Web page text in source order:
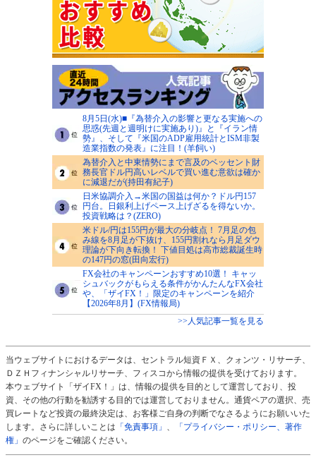
8月5日(水)■『為替介入の影響と更なる実施への
思惑(先週と週明けに実施あり)』と『イラン情
勢』、そして『米国のADP雇用統計とISM非製
造業指数の発表』に注目！(羊飼い)
為替介入と中東情勢にまで言及のベッセント財
務長官ドル円高いレベルで買い進む意欲は確か
に減退だが(持田有紀子)
日米協調介入→米国の国益は何か？ドル円157
円台。日銀利上げペース上げざるを得ないか。
投資戦略は？(ZERO)
米ドル/円は155円が最大の分岐点！ 7月足の包
み線を8月足が下抜け、155円割れなら月足ダウ
理論が下向き転換！ 下値目処は高市総裁誕生時
の147円の窓(田向宏行)
FX会社のキャンペーンおすすめ10選！ キャッ
シュバックがもらえる条件がかんたんなFX会社
や、「ザイFX！」限定のキャンペーンを紹介
【2026年8月】(FX情報局)
>>人気記事一覧を見る
当ウェブサイトにおけるデータは、セントラル短資ＦＸ、クォンツ・リサーチ、
ＤＺＨフィナンシャルリサーチ、フィスコから情報の提供を受けております。
本ウェブサイト「ザイFX！」は、情報の提供を目的として運営しており、投
資、その他の行動を勧誘する目的では運営しておりません。通貨ペアの選択、売
買レートなど投資の最終決定は、お客様ご自身の判断でなさるようにお願いいた
します。さらに詳しいことは 「免責事項」
「プライバシー・ポリシー、著作
権」 のページをご確認ください。